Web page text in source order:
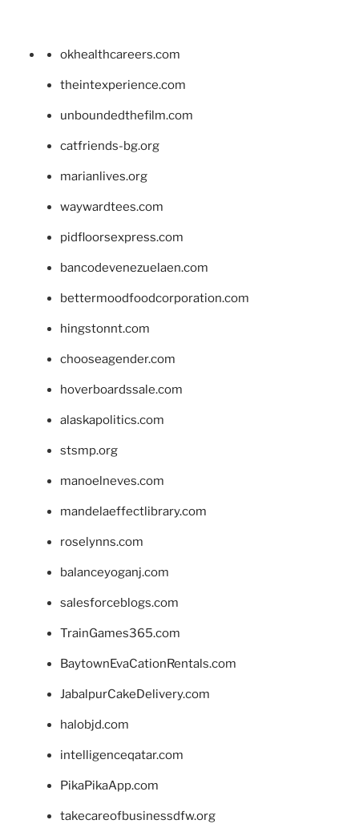
okhealthcareers.com
theintexperience.com
unboundedthefilm.com
catfriends-bg.org
marianlives.org
waywardtees.com
pidfloorsexpress.com
bancodevenezuelaen.com
bettermoodfoodcorporation.com
hingstonnt.com
chooseagender.com
hoverboardssale.com
alaskapolitics.com
stsmp.org
manoelneves.com
mandelaeffectlibrary.com
roselynns.com
balanceyoganj.com
salesforceblogs.com
TrainGames365.com
BaytownEvaCationRentals.com
JabalpurCakeDelivery.com
halobjd.com
intelligenceqatar.com
PikaPikaApp.com
takecareofbusinessdfw.org